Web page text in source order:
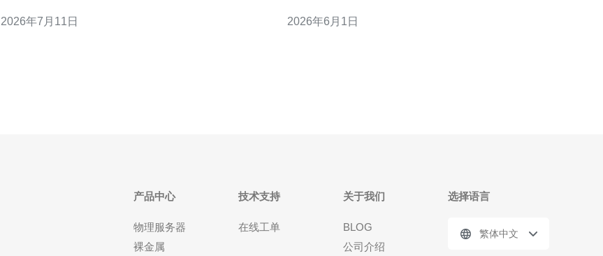
利用CDN与DDoS防御的合规与技术考量。实务上应
2026年7月11日
ip-api、ipgeolocation）做交叉比对；最佳做法是在日
2026年6月1日
产品中心
物理服务器
裸金属
技术支持
在线工单
关于我们
BLOG
公司介绍
选择语言
繁体中文